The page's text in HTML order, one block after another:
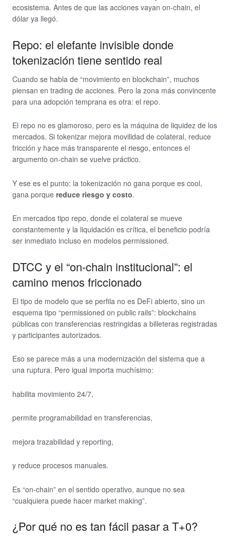
ecosistema. Antes de que las acciones vayan on-chain, el
dólar ya llegó.
Repo: el elefante invisible donde
tokenización tiene sentido real
Cuando se habla de “movimiento en blockchain”, muchos
piensan en trading de acciones. Pero la zona más convincente
para una adopción temprana es otra: el repo.
El repo no es glamoroso, pero es la máquina de liquidez de los
mercados. Si tokenizar mejora movilidad de colateral, reduce
fricción y hace más transparente el riesgo, entonces el
argumento on-chain se vuelve práctico.
Y ese es el punto: la tokenización no gana porque es cool,
gana porque reduce riesgo y costo.
En mercados tipo repo, donde el colateral se mueve
constantemente y la liquidación es crítica, el beneficio podría
ser inmediato incluso en modelos permissioned.
DTCC y el “on-chain institucional”: el
camino menos friccionado
El tipo de modelo que se perfila no es DeFi abierto, sino un
esquema tipo “permissioned on public rails”: blockchains
públicas con transferencias restringidas a billeteras registradas
y participantes autorizados.
Eso se parece más a una modernización del sistema que a
una ruptura. Pero igual importa muchísimo:
habilita movimiento 24/7,
permite programabilidad en transferencias,
mejora trazabilidad y reporting,
y reduce procesos manuales.
Es “on-chain” en el sentido operativo, aunque no sea
“cualquiera puede hacer market making”.
¿Por qué no es tan fácil pasar a T+0?